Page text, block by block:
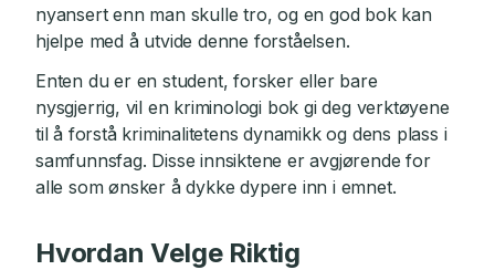
nyansert enn man skulle tro, og en god bok kan
hjelpe med å utvide denne forståelsen.
Enten du er en student, forsker eller bare
nysgjerrig, vil en kriminologi bok gi deg verktøyene
til å forstå kriminalitetens dynamikk og dens plass i
samfunnsfag. Disse innsiktene er avgjørende for
alle som ønsker å dykke dypere inn i emnet.
Hvordan Velge Riktig